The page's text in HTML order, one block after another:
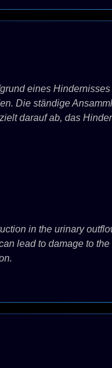
eines
Die ständige
darauf ab, das
in the urinary
lead to damage to